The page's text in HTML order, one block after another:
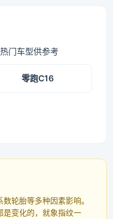
门车型供参考
零跑C16
轮胎等多种因素影响。
是变化的，就象指纹一